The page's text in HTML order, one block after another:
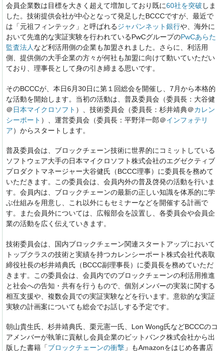
会員企業数は目標を大きく超えて増加しており既に60社を突破 しま
した。技術提供会社が中心となって発足したBCCCですが、最近で
は「元祖フィンテック」と呼ばれるジャパンネット銀行や、海外に
おいて先進的な実証実験を行われているPwCグループのPwCあらた
監査法人 など利活用側の企業も加盟されました。さらに、利活用
側、提供側の大手企業の方々が何社も加盟に向けて動いていただい
ており、理事長として身の引き締まる思いです。
そのBCCCが、本日6月30日に第１回総会を開催し、7月から本格的
な活動を開始します。当初の活動は、普及委員会（委員長：大谷健
＠ 日本マイクロソフト ）、技術委員会（委員長：杉井靖典＠カレン
シーポート ）、運営委員会（委員長：平野洋一郎＠インフォテリ
ア）からスタートします。
普及委員会は、ブロックチェーン技術に世界的にコミットしている
ソフトウェア大手の日本マイクロソフト株式会社のエグゼクティブ
プロダクトマネージャー大谷健氏（BCCC理事）に委員長を務めて
いただきます。この委員会は、会員内外の普及啓発の活動を行いま
す。会員内は、ブロックチェーンの最新の正しい知識を体系的に学
ぶ仕組みを用意し、これ以外にもセミナーなどを開催する計画で
す。また会員外については、広報部会を設置し、各委員会や会員企
業の活動を広く伝えていきます。
技術委員会は、国内ブロックチェーン関連スタートアップにおいて
トップクラスの技術と実績を持つカレンシーポート株式会社代表取
締役社長の杉井靖典氏（BCCC副理事長）に委員長を務めていただ
きます。この委員会は、会員内でのブロックチェーンの利活用推進
と社会への告知・共有を行うもので、個別メンバーの実装に関する
相互支援や、複数会員での実証実験などを行います。意欲的な実証
実験の計画案についても総会でお話しする予定です。
朝山貴生氏、杉井靖典氏、栗元憲一氏、Lon Wong氏などBCCCのコ
アメンバーが執筆に貢献し会員企業のビットバンク株式会社から出
版した書籍「ブロックチェーンの衝撃 」もAmazonをはじめ各書店